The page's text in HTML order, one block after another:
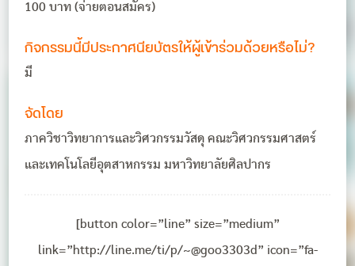
100 บาท (จ่ายตอนสมัคร)
กิจกรรมนี้มีประกาศนียบัตรให้ผู้เข้าร่วมด้วยหรือไม่?
มี
จัดโดย
ภาควิชาวิทยาการและวิศวกรรมวัสดุ คณะวิศวกรรมศาสตร์
และเทคโนโลยีอุตสาหกรรม มหาวิทยาลัยศิลปากร
[button color=”line” size=”medium”
link=”http://line.me/ti/p/~@goo3303d” icon=”fa-